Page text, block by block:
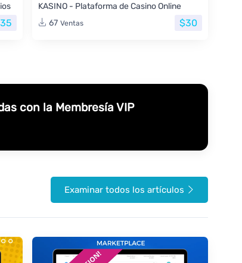
KASINO - Plataforma de Casino Online
67 Ventas $30
con la Membresía VIP
Examinar todos los artículos